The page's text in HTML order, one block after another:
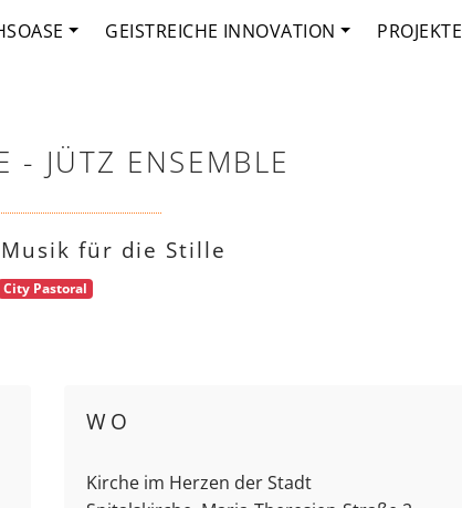
GEISTREICHE INNOVATION PROJEKTE
- JÜTZ ENSEMBLE
für die Stille
City Pastoral
WO
Kirche im Herzen der Stadt